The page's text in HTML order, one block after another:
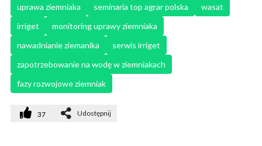
uprawa ziemniaka seminaria top agrar polska
wasat
irriget
monitoring uprawy ziemniaka
nawadnianie ziemanika
serwis irriget
zapotrzebowanie na wodę w ziemniakach
fazy rozwojowe ziemniak
37 Udostępnij